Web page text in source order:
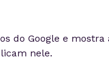
do Google e
nele.